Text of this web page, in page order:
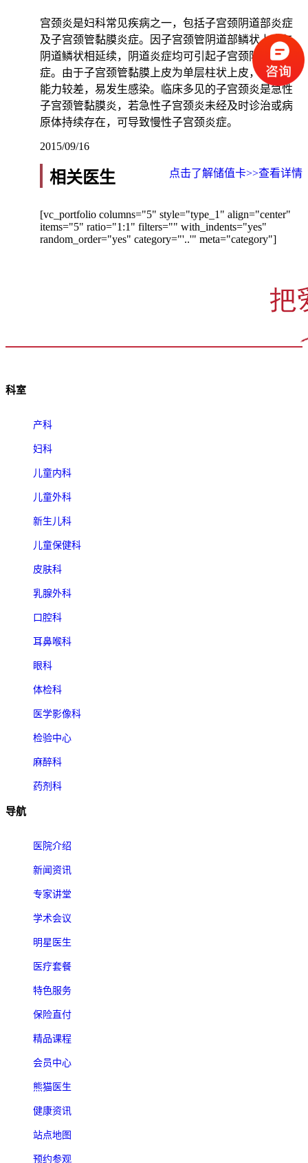
宫颈炎是妇科常见疾病之一，包括子宫颈阴道部炎症
及子宫颈管黏膜炎症。因子宫颈管阴道部鳞状上皮与
阴道鳞状相延续，阴道炎症均可引起子宫颈阴道部炎
症。由于子宫颈管黏膜上皮为单层柱状上皮，抗感染
能力较差，易发生感染。临床多见的子宫颈炎是急性
子宫颈管黏膜炎，若急性子宫颈炎未经及时诊治或病
原体持续存在，可导致慢性子宫颈炎症。
2015/09/16
查看详情
点击了解储值卡>>
相关医生
[vc_portfolio columns="5" style="type_1" align="center"
items="5" ratio="1:1" filters="" with_indents="yes"
random_order="yes" category="'..'" meta="category"]
科室
产科
妇科
儿童内科
儿童外科
新生儿科
儿童保健科
皮肤科
乳腺外科
口腔科
耳鼻喉科
眼科
体检科
医学影像科
检验中心
麻醉科
药剂科
导航
医院介绍
新闻资讯
专家讲堂
学术会议
明星医生
医疗套餐
特色服务
保险直付
精品课程
会员中心
熊猫医生
健康资讯
站点地图
预约参观